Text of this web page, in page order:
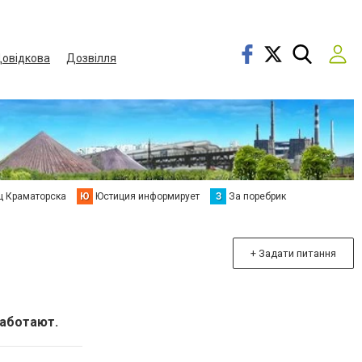
Дозвілля
Краматорска Ю Юстиция информирует З За поребрик
+ Задати питання